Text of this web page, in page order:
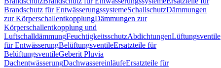
Brandschutz für EntwässerungssystemeSchallschutzDämmungen
zur KörperschallentkopplungDämmungen zur
Körperschallentkopplung und
LuftschalldämmungFeuchtigkeitsschutzAbdichtungenLüftungsventile
für EntwässerungBelüftungsventileErsatzteile für
BelüftungsventileGeberit Pluvia
DachentwässerungDachwassereinläufeErsatzteile für